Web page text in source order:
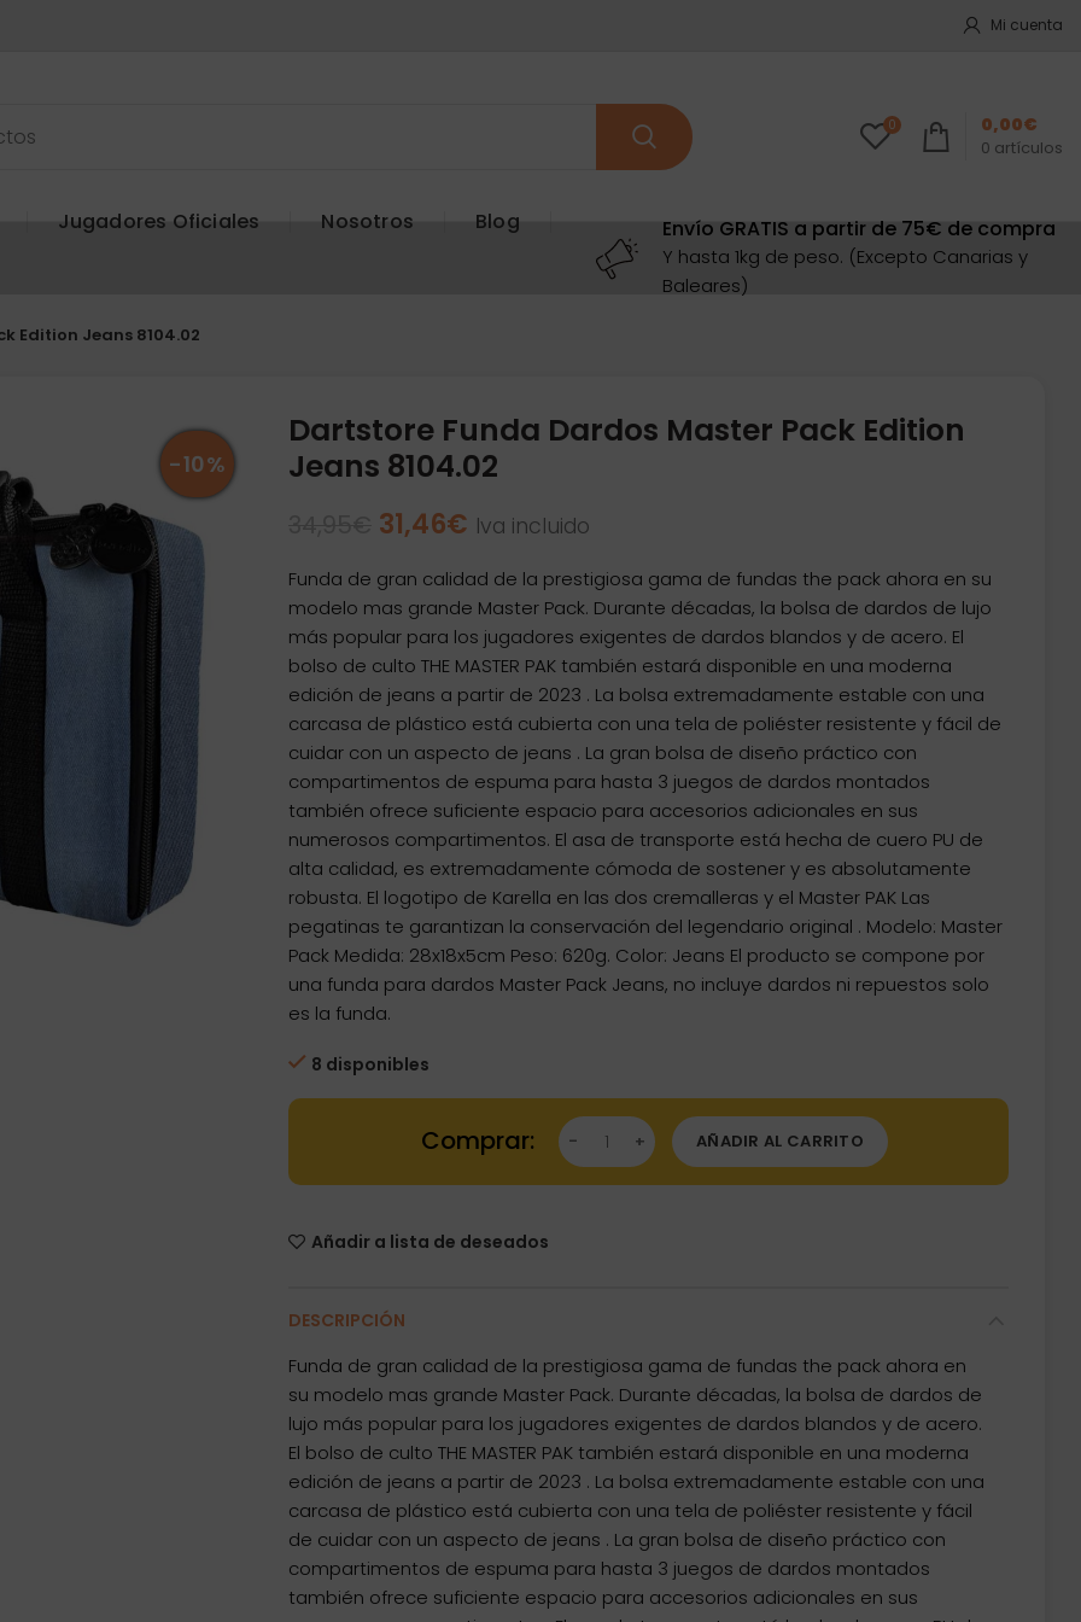
Mi cuenta
0
0 artículos
0,00€
Jugadores Oficiales Nosotros Blog Envío GRATIS a partir de 75€ de compra
Y hasta 1kg de peso. (Excepto Canarias y
Baleares)
Edition Jeans 8104.02
-10%
Dartstore Funda Dardos Master Pack Edition
Jeans 8104.02
El
original
era:
34,95€.
31,46€ El
actual
es:
31,46€.
Iva incluido
Funda de gran calidad de la prestigiosa gama de fundas the pack ahora en su
modelo mas grande Master Pack. Durante décadas, la bolsa de dardos de lujo
más popular para los jugadores exigentes de dardos blandos y de acero. El
bolso de culto THE MASTER PAK también estará disponible en una moderna
edición de jeans a partir de 2023 . La bolsa extremadamente estable con una
carcasa de plástico está cubierta con una tela de poliéster resistente y fácil de
cuidar con un aspecto de jeans . La gran bolsa de diseño práctico con
compartimentos de espuma para hasta 3 juegos de dardos montados
también ofrece suficiente espacio para accesorios adicionales en sus
numerosos compartimentos. El asa de transporte está hecha de cuero PU de
alta calidad, es extremadamente cómoda de sostener y es absolutamente
robusta. El logotipo de Karella en las dos cremalleras y el Master PAK Las
pegatinas te garantizan la conservación del legendario original . Modelo: Master
Pack Medida: 28x18x5cm Peso: 620g. Color: Jeans El producto se compone por
una funda para dardos Master Pack Jeans, no incluye dardos ni repuestos solo
es la funda.
8 disponibles
Dartstore Funda Dardos Master Pack Edition Jeans 8104.02 cantidad
AÑADIR AL CARRITO
Añadir a lista de deseados
DESCRIPCIÓN
Funda de gran calidad de la prestigiosa gama de fundas the pack ahora en
su modelo mas grande Master Pack. Durante décadas, la bolsa de dardos de
lujo más popular para los jugadores exigentes de dardos blandos y de acero.
El bolso de culto THE MASTER PAK también estará disponible en una moderna
edición de jeans a partir de 2023 . La bolsa extremadamente estable con una
carcasa de plástico está cubierta con una tela de poliéster resistente y fácil
de cuidar con un aspecto de jeans . La gran bolsa de diseño práctico con
compartimentos de espuma para hasta 3 juegos de dardos montados
también ofrece suficiente espacio para accesorios adicionales en sus